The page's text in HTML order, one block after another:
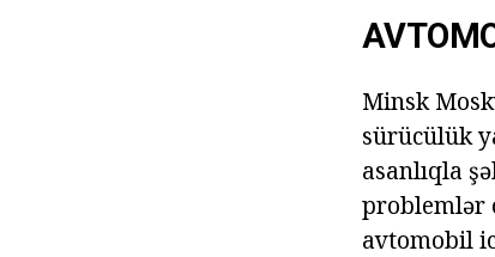
Minsk
sürücülük
asanlıqla
problemlər
avtomobil